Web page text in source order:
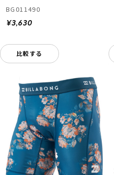
BG011490
¥3,630
比較する